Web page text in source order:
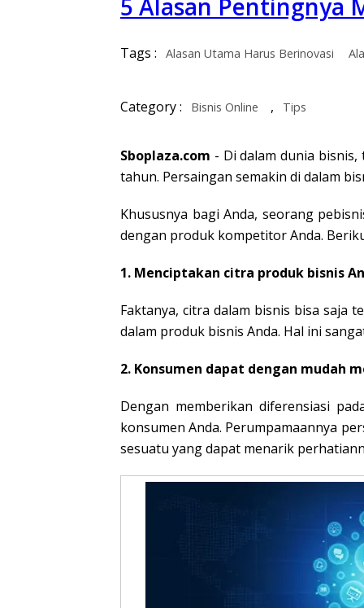
5 Alasan Pentingnya
Tags : Alasan Utama Harus Berinovasi
Category : Bisnis Online , Tips
Sboplaza.com - Di dalam dunia
tahun. Persaingan semakin di dalam
Khususnya bagi Anda, seorang
dengan produk kompetitor Anda.
1. Menciptakan citra produk bisnis
Faktanya, citra dalam bisnis bisa saja
dalam produk bisnis Anda. Hal ini
2. Konsumen dapat dengan mudah
Dengan memberikan diferensiasi
konsumen Anda. Perumpamaannya
sesuatu yang dapat menarik